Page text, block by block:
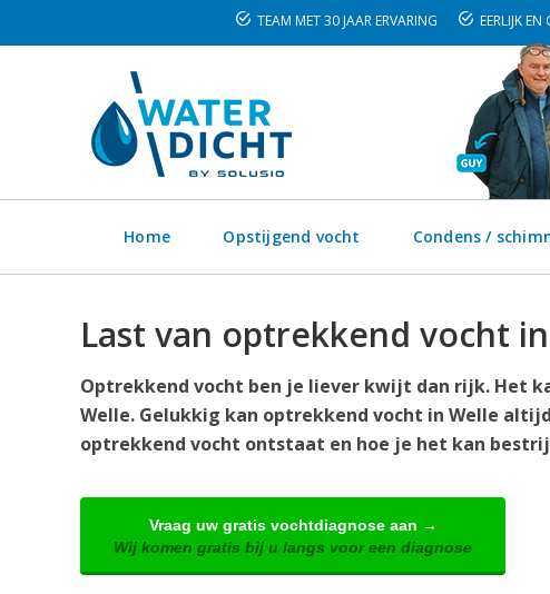
TEAM MET 30 JAAR ERVARING EERLIJK EN
Home Opstijgend vocht Condens /
Last van optrekkend vocht
Optrekkend vocht ben je liever kwijt dan rijk. Het
Welle. Gelukkig kan optrekkend vocht in Welle
optrekkend vocht ontstaat en hoe je het kan
Vraag uw gratis vochtdiagnose aan →
Wij komen gratis bij u langs voor een diagnose